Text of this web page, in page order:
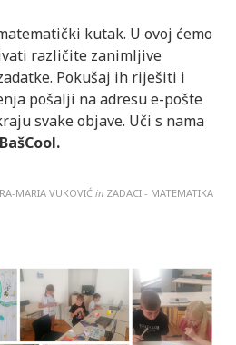
kutak. U ovoj ćemo
različite zanimljive
Pokušaj ih riješiti i
pošalji na adresu e-pošte
svake objave. Uči s nama
MARIA VUKOVIĆ in ZADACI - MATEMATIKA